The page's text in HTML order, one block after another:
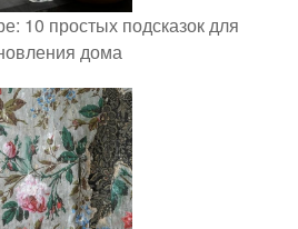
10 простых подсказок для
дома